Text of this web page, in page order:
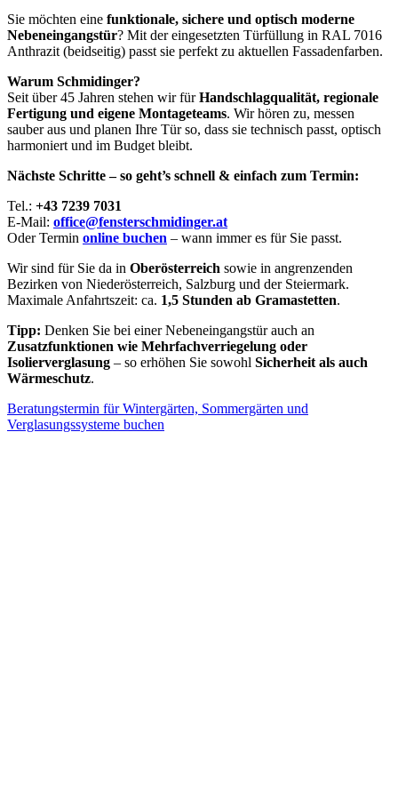
Sie möchten eine funktionale, sichere und optisch moderne
Nebeneingangstür? Mit der eingesetzten Türfüllung in RAL 7016
Anthrazit (beidseitig) passt sie perfekt zu aktuellen Fassadenfarben.
Warum Schmidinger?
Seit über 45 Jahren stehen wir fürHandschlagqualität, regionale
Fertigung und eigene Montageteams. Wir hören zu, messen
sauber aus und planen Ihre Tür so, dass sie technisch passt, optisch
harmoniert und im Budget bleibt.
Nächste Schritte – so geht’s schnell & einfach zum Termin:
Tel.: +43 7239 7031
E-Mail: office@fensterschmidinger.at
Oder Termin online buchen – wann immer es für Sie passt.
Wir sind für Sie da in Oberösterreich sowie in angrenzenden
Bezirken von Niederösterreich, Salzburg und der Steiermark.
Maximale Anfahrtszeit: ca. 1,5 Stunden ab Gramastetten.
Tipp: Denken Sie bei einer Nebeneingangstür auch an
Zusatzfunktionen wie Mehrfachverriegelung oder
Isolierverglasung – so erhöhen Sie sowohl Sicherheit als auch
Wärmeschutz.
Beratungstermin für Wintergärten, Sommergärten und
Verglasungssysteme buchen